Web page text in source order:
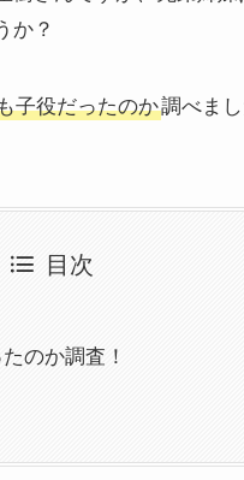
か？
子役だったのか調べまし
目次
のか調査！